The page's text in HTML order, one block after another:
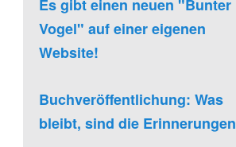
Es gibt einen neuen "Bunter
Vogel" auf einer eigenen
Website!
Buchveröffentlichung: Was
bleibt, sind die Erinnerungen